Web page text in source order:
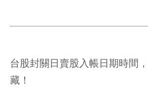
台股封關日賣股入帳日期時間
藏！